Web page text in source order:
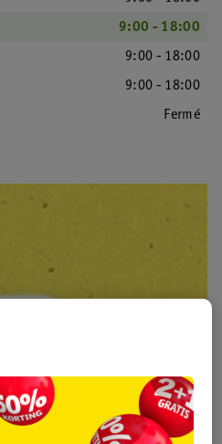
9:00 - 18:00
9:00 - 18:00
9:00 - 18:00
Fermé